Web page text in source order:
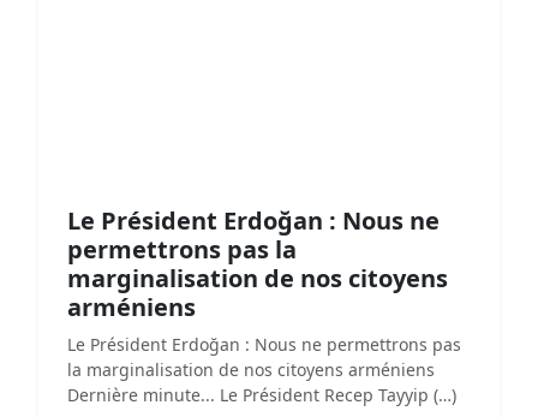
Le Président Erdoğan : Nous ne
permettrons pas la
marginalisation de nos citoyens
arméniens
Le Président Erdoğan : Nous ne permettrons pas
la marginalisation de nos citoyens arméniens
Dernière minute... Le Président Recep Tayyip (…)